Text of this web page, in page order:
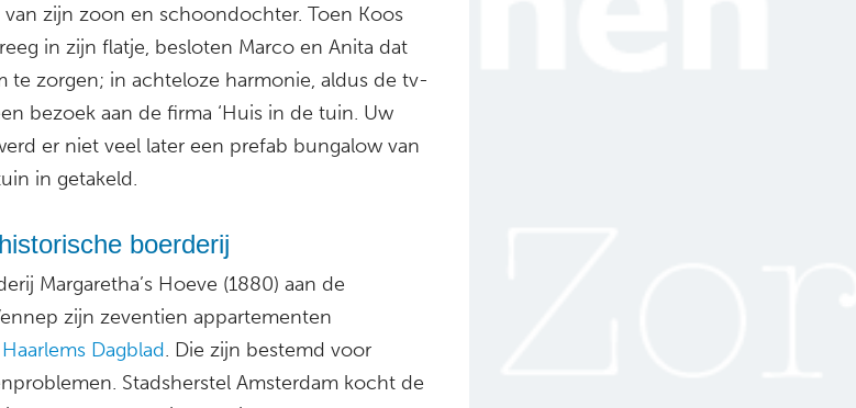
zijn zoon en schoondochter. Toen Koos
in zijn flatje, besloten Marco en Anita dat
te zorgen; in achteloze harmonie, aldus de tv-
bezoek aan de firma ‘Huis in de tuin. Uw
er niet veel later een prefab bungalow van
in getakeld.
boerderij
Margaretha’s Hoeve (1880) aan de
zijn zeventien appartementen
Haarlems Dagblad. Die zijn bestemd voor
Stadsherstel Amsterdam kocht de